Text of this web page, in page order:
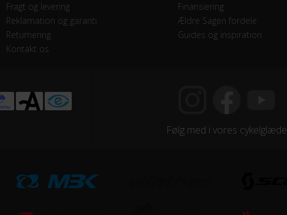
1x - Single
Fragt og levering
Reklamation og garanti
Returnering
Kontakt os
Finansiering
Ældre Sagen fordele
Guides og inspiration
Følg med i vores cykelglæde